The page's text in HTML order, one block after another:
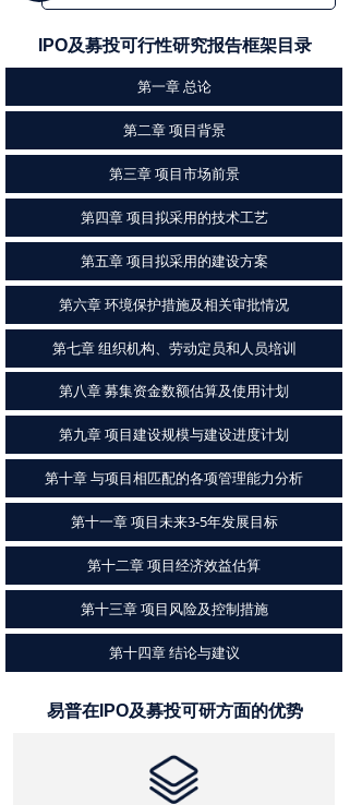
IPO及募投可行性研究报告框架目录
第一章 总论
第二章 项目背景
第三章 项目市场前景
第四章 项目拟采用的技术工艺
第五章 项目拟采用的建设方案
第六章 环境保护措施及相关审批情况
第七章 组织机构、劳动定员和人员培训
第八章 募集资金数额估算及使用计划
第九章 项目建设规模与建设进度计划
第十章 与项目相匹配的各项管理能力分析
第十一章 项目未来3-5年发展目标
第十二章 项目经济效益估算
第十三章 项目风险及控制措施
第十四章 结论与建议
易普在IPO及募投可研方面的优势